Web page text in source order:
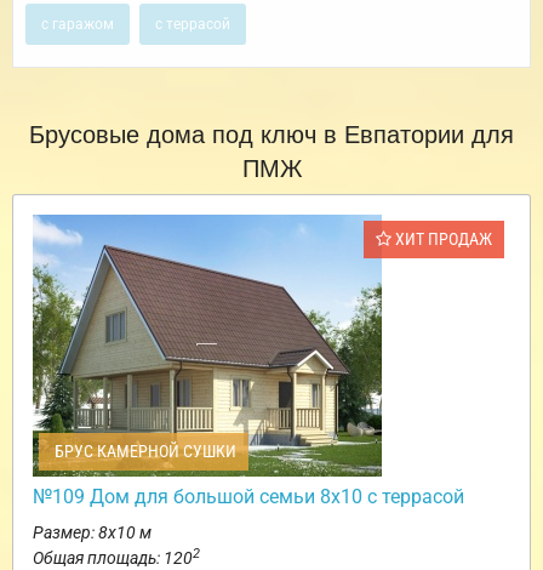
с гаражом с террасой
Брусовые дома под ключ в Евпатории для
ПМЖ
ХИТ ПРОДАЖ
БРУС КАМЕРНОЙ СУШКИ
№109 Дом для большой семьи 8х10 с террасой
Размер: 8х10 м
Общая площадь: 1202